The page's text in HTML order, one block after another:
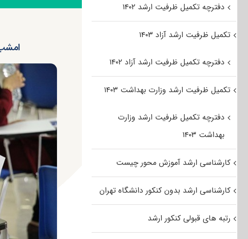
دفترچه تکمیل ظرفیت ارشد ۱۴۰۲
تکمیل ظرفیت ارشد آزاد ۱۴۰۳
دفترچه تکمیل ظرفیت ارشد آزاد ۱۴۰۲
تکمیل ظرفیت ارشد وزارت بهداشت ۱۴۰۳
دفترچه تکمیل ظرفیت ارشد وزارت
بهداشت ۱۴۰۳
کارشناسی ارشد آموزش محور چیست
کارشناسی ارشد بدون کنکور دانشگاه تهران
رتبه های قبولی کنکور ارشد